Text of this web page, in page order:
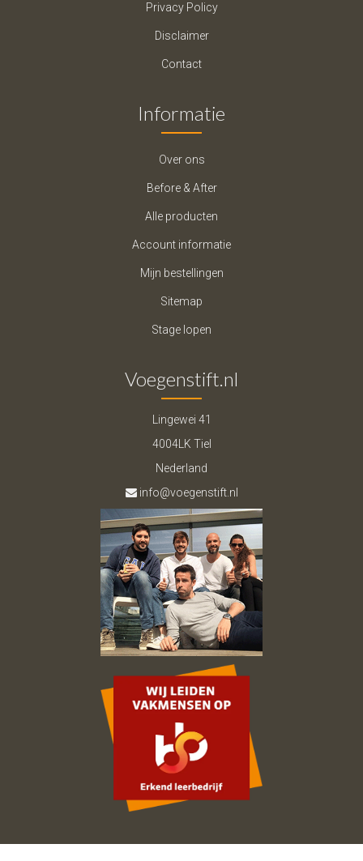
Privacy Policy
Disclaimer
Contact
Informatie
Over ons
Before & After
Alle producten
Account informatie
Mijn bestellingen
Sitemap
Stage lopen
Voegenstift.nl
Lingewei 41
4004LK Tiel
Nederland
info@voegenstift.nl